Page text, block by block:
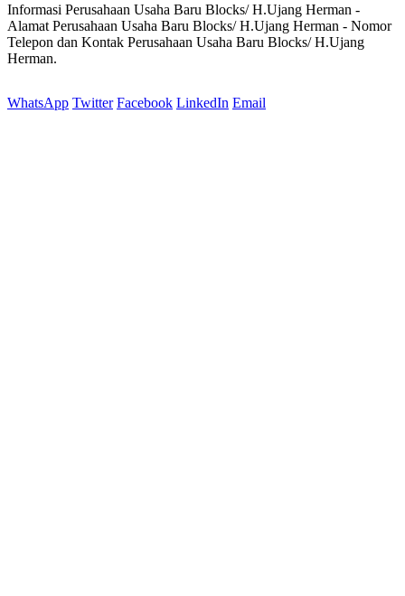
Informasi Perusahaan Usaha Baru Blocks/ H.Ujang Herman -
Alamat Perusahaan Usaha Baru Blocks/ H.Ujang Herman - Nomor
Telepon dan Kontak Perusahaan Usaha Baru Blocks/ H.Ujang
Herman.
WhatsApp Twitter Facebook LinkedIn Email